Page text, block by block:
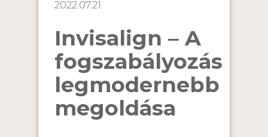
2022.07.21.
Invisalign – A
fogszabályozás
legmodernebb
megoldása